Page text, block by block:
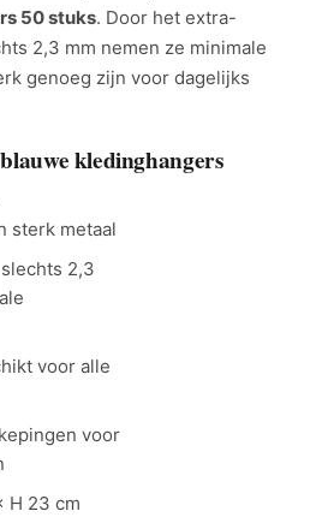
50 stuks. Door het extra-
2,3 mm nemen ze minimale
genoeg zijn voor dagelijks
kledinghangers
sterk metaal
2,3
voor alle
voor
H 23 cm